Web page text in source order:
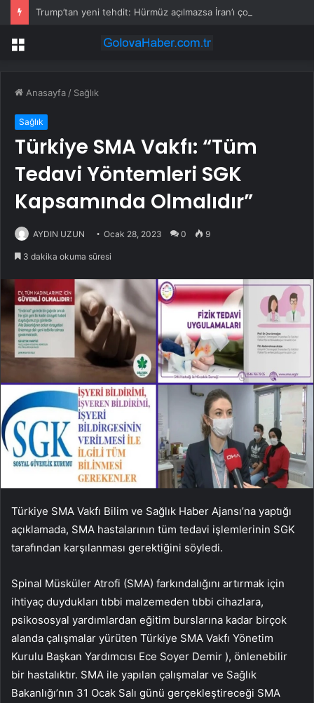
Menü
Anasayfa / Sağlık
Sağlık
Türkiye SMA Vakfı: “Tüm
Tedavi Yöntemleri SGK
Kapsamında Olmalıdır”
AYDIN UZUN Ocak 28, 2023 0 9
3 dakika okuma süresi
Türkiye SMA Vakfı Bilim ve Sağlık Haber Ajansı’na yaptığı
açıklamada, SMA hastalarının tüm tedavi işlemlerinin SGK
tarafından karşılanması gerektiğini söyledi.
Spinal Müsküler Atrofi (SMA) farkındalığını artırmak için
ihtiyaç duydukları tıbbi malzemeden tıbbi cihazlara,
psikososyal yardımlardan eğitim burslarına kadar birçok
alanda çalışmalar yürüten Türkiye SMA Vakfı Yönetim
Kurulu Başkan Yardımcısı Ece Soyer Demir ), önlenebilir
bir hastalıktır. SMA ile yapılan çalışmalar ve Sağlık
Bakanlığı’nın 31 Ocak Salı günü gerçekleştireceği SMA